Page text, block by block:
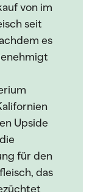
von im
seit
es
Upside
für den
das